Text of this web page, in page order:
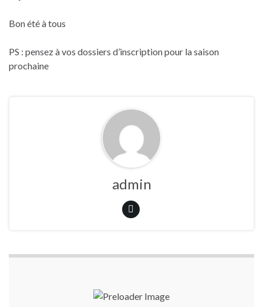
Bon été à tous
PS : pensez à vos dossiers d’inscription pour la saison
prochaine
admin